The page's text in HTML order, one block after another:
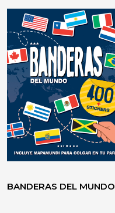
BANDERAS DEL MUNDO